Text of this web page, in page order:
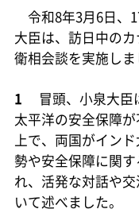
令和8年3月6日、
大臣は、訪日中の
衛相会談を実施しま
1 冒頭、小泉大
太平洋の安全保障
上で、両国がイン
勢や安全保障に関
れ、活発な対話や
いて述べました。